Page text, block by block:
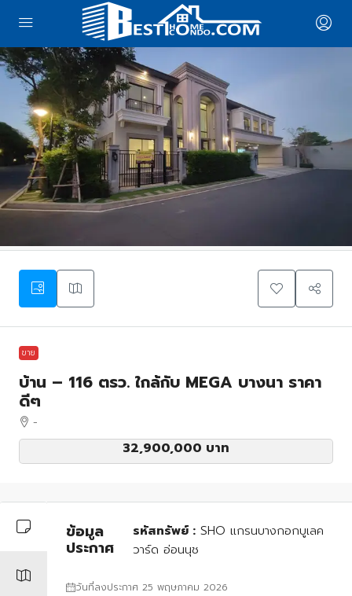
ขาย
บ้าน – 116 ตรว. ใกล้กับ MEGA บางนา ราคา
ดีๆ
-
32,900,000 บาท
ข้อมูล
ประกาศ
รหัสทรัพย์ : SHO แกรนบางกอกบูเลค
วาร์ด อ่อนนุช
วันที่ลงประกาศ 25 พฤษภาคม 2026